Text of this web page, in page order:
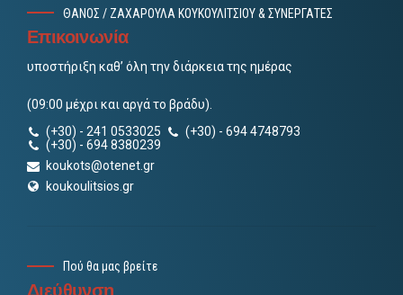
ΘΑΝΟΣ / ΖΑΧΑΡΟΥΛΑ ΚΟΥΚΟΥΛΙΤΣΙΟΥ & ΣΥΝΕΡΓΑΤΕΣ
Επικοινωνία
υποστήριξη καθ’ όλη την διάρκεια της ημέρας
(09:00 μέχρι και αργά το βράδυ).
(+30) - 241 0533025
(+30) - 694 4748793
(+30) - 694 8380239
koukots@otenet.gr
koukoulitsios.gr
Πού θα μας βρείτε
Διεύθυνση